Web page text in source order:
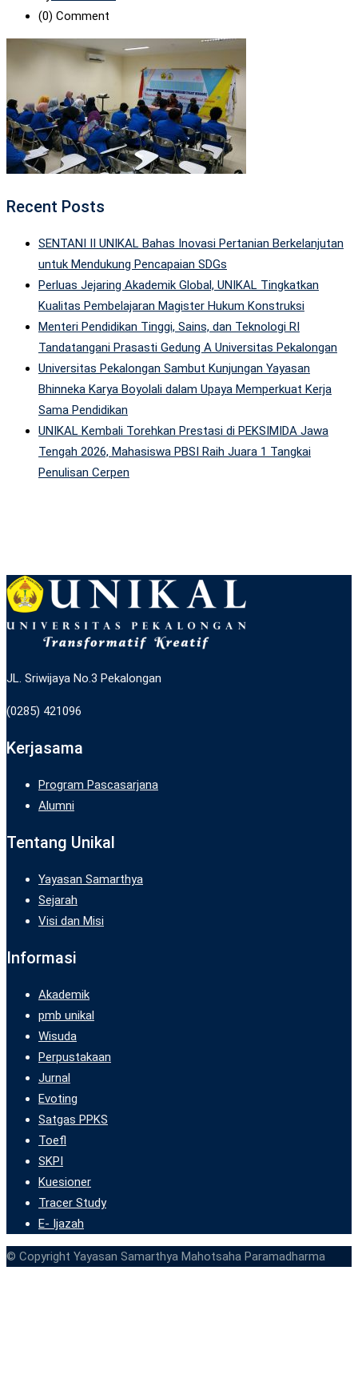
(0) Comment
Recent Posts
SENTANI II UNIKAL Bahas Inovasi Pertanian Berkelanjutan
untuk Mendukung Pencapaian SDGs
Perluas Jejaring Akademik Global, UNIKAL Tingkatkan
Kualitas Pembelajaran Magister Hukum Konstruksi
Menteri Pendidikan Tinggi, Sains, dan Teknologi RI
Tandatangani Prasasti Gedung A Universitas Pekalongan
Universitas Pekalongan Sambut Kunjungan Yayasan
Bhinneka Karya Boyolali dalam Upaya Memperkuat Kerja
Sama Pendidikan
UNIKAL Kembali Torehkan Prestasi di PEKSIMIDA Jawa
Tengah 2026, Mahasiswa PBSI Raih Juara 1 Tangkai
Penulisan Cerpen
JL. Sriwijaya No.3 Pekalongan
(0285) 421096
Kerjasama
Program Pascasarjana
Alumni
Tentang Unikal
Yayasan Samarthya
Sejarah
Visi dan Misi
Informasi
Akademik
pmb unikal
Wisuda
Perpustakaan
Jurnal
Evoting
Satgas PPKS
Toefl
SKPI
Kuesioner
Tracer Study
E- Ijazah
© Copyright Yayasan Samarthya Mahotsaha Paramadharma